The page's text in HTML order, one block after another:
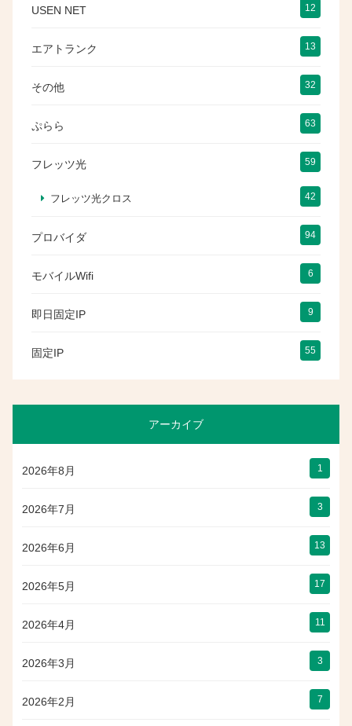
USEN NET 12
エアトランク 13
その他 32
ぷらら 63
フレッツ光 59
フレッツ光クロス 42
プロバイダ 94
モバイルWifi 6
即日固定IP 9
固定IP 55
アーカイブ
2026年8月 1
2026年7月 3
2026年6月 13
2026年5月 17
2026年4月 11
2026年3月 3
2026年2月 7